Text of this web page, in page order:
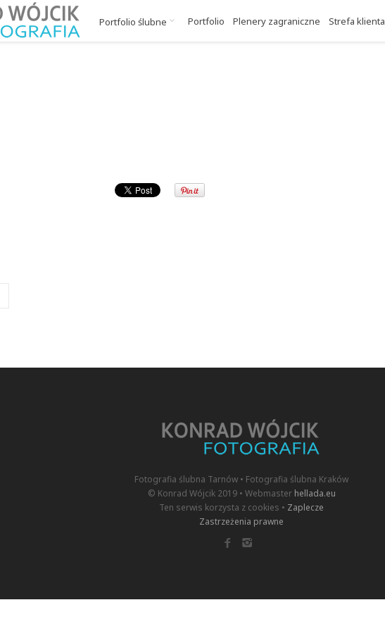
Portfolio ślubne Portfolio Plenery zagraniczne Strefa klienta
Fotografia ślubna Tarnów • Fotografia ślubna Kraków
© Konrad Wójcik 2019 • Webmaster hellada.eu
Ten serwis korzysta z cookies • Zaplecze
Zastrzeżenia prawne